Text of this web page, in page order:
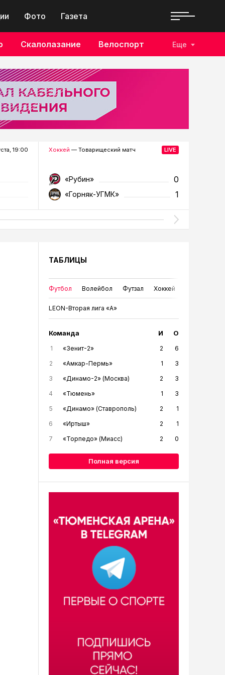
Фото Газета
Скалолазание Велоспорт Еще
19:00 Хоккей — Товарищеский матч
«Рубин» 0
«Горняк-УГМК» 1
ТАБЛИЦЫ
Футбол Волейбол Футзал Хоккей
LEON-Вторая лига «А»
Команда И О
1 «Зенит-2» 2
6
2
«Амкар-Пермь» 1
3
3
«Динамо-2» (Москва) 2
3
4
«Тюмень» 1
3
5
«Динамо» (Ставрополь) 2
1
6
«Иртыш» 2
1
7
«Торпедо» (Миасс) 2 0
Полная версия